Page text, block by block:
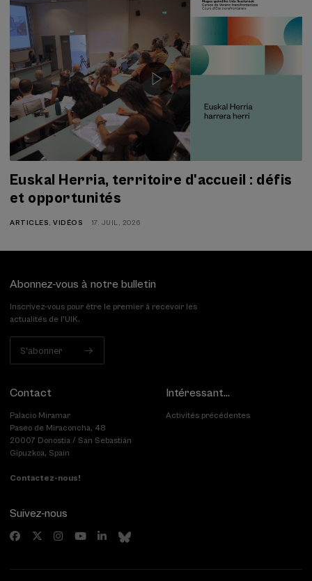
Euskal Herria, territoire d'accueil : défis
et opportunités
ARTICLES,VIDÉOS 17. JUIL, 2026
Abonnez-vous à notre bulletin
Inscrivez-vous pour être le premier à recevoir les
actualités de l'UIK.
S'abonner
Contact
Palacio Miramar
Paseo de Miraconcha, 48
20007 Donostia / San Sebastián
Gipuzkoa, Spain
Contactez-nous!
Intéressant...
Activités précédentes
Suivez-nous